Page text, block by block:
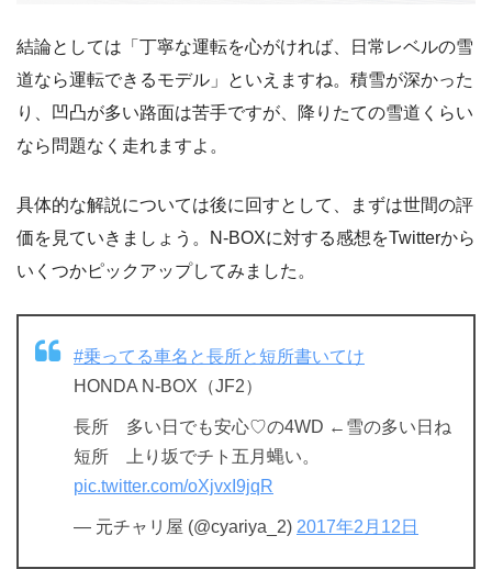
結論としては「丁寧な運転を心がければ、日常レベルの雪
道なら運転できるモデル」といえますね。積雪が深かった
り、凹凸が多い路面は苦手ですが、降りたての雪道くらい
なら問題なく走れますよ。
具体的な解説については後に回すとして、まずは世間の評
価を見ていきましょう。N-BOXに対する感想をTwitterから
いくつかピックアップしてみました。
#乗ってる車名と長所と短所書いてけ
HONDA N-BOX（JF2）
長所 多い日でも安心♡の4WD ←雪の多い日ね
短所 上り坂でチト五月蝿い。
pic.twitter.com/oXjvxI9jqR
— 元チャリ屋 (@cyariya_2) 2017年2月12日